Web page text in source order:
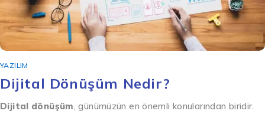
YAZILIM
Dijital Dönüşüm Nedir?
Dijital dönüşüm, günümüzün en önemli konularından biridir.